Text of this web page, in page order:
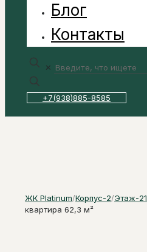
Блог
Контакты
✕
+7(938)885-8585
ЖК Platinum/Корпус-2/Этаж-21
квартира 62,3 м²